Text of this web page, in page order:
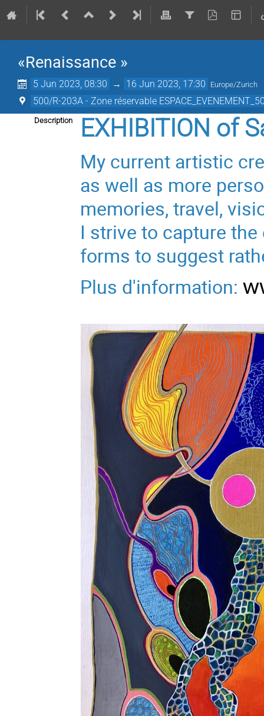
«Renaissance »
5 Jun 2023, 08:30 → 16 Jun 2023, 17:30 Europe/Zurich
500/R-203A - Zone réservable
Description EXHIBITION of
My current artistic
as well as more
memories, travel,
I strive to capture
forms to suggest
Plus d'information: